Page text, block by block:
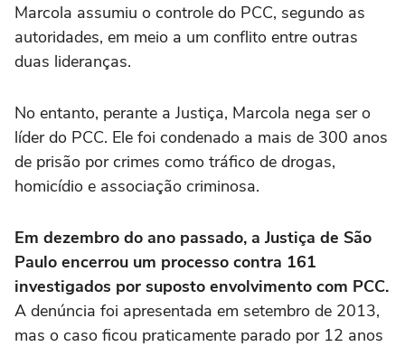
Marcola assumiu o controle do PCC, segundo as
autoridades, em meio a um conflito entre outras
duas lideranças.
No entanto, perante a Justiça, Marcola nega ser o
líder do PCC. Ele foi condenado a mais de 300 anos
de prisão por crimes como tráfico de drogas,
homicídio e associação criminosa.
Em dezembro do ano passado, a Justiça de São
Paulo encerrou um processo contra 161
investigados por suposto envolvimento com PCC.
A denúncia foi apresentada em setembro de 2013,
mas o caso ficou praticamente parado por 12 anos